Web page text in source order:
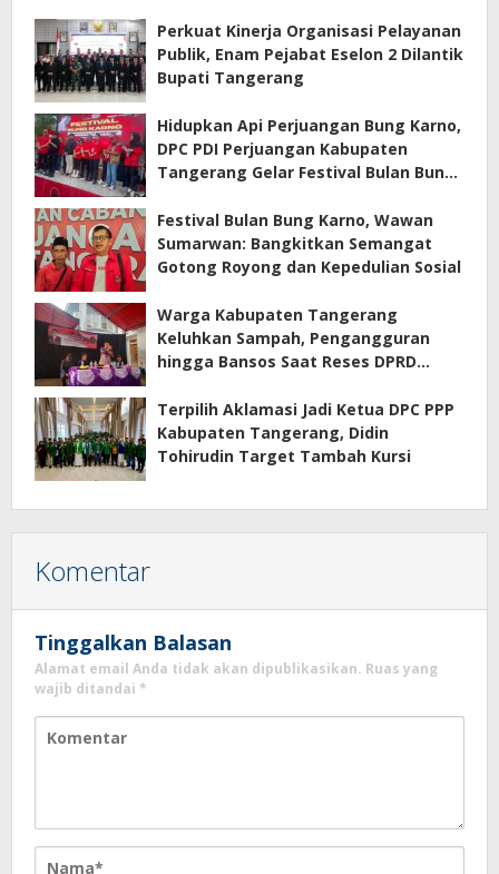
Perkuat Kinerja Organisasi Pelayanan
Publik, Enam Pejabat Eselon 2 Dilantik
Bupati Tangerang
Hidupkan Api Perjuangan Bung Karno,
DPC PDI Perjuangan Kabupaten
Tangerang Gelar Festival Bulan Bung
Festival Bulan Bung Karno, Wawan
Sumarwan: Bangkitkan Semangat
Gotong Royong dan Kepedulian Sosial
Warga Kabupaten Tangerang
Keluhkan Sampah, Pengangguran
hingga Bansos Saat Reses DPRD
Terpilih Aklamasi Jadi Ketua DPC PPP
Kabupaten Tangerang, Didin
Tohirudin Target Tambah Kursi
Komentar
Tinggalkan Balasan
Alamat email Anda tidak akan dipublikasikan. Ruas yang
wajib ditandai *